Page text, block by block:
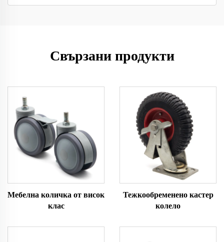
Свързани продукти
Мебелна количка от висок
клас
Тежкообременено кастер
колело